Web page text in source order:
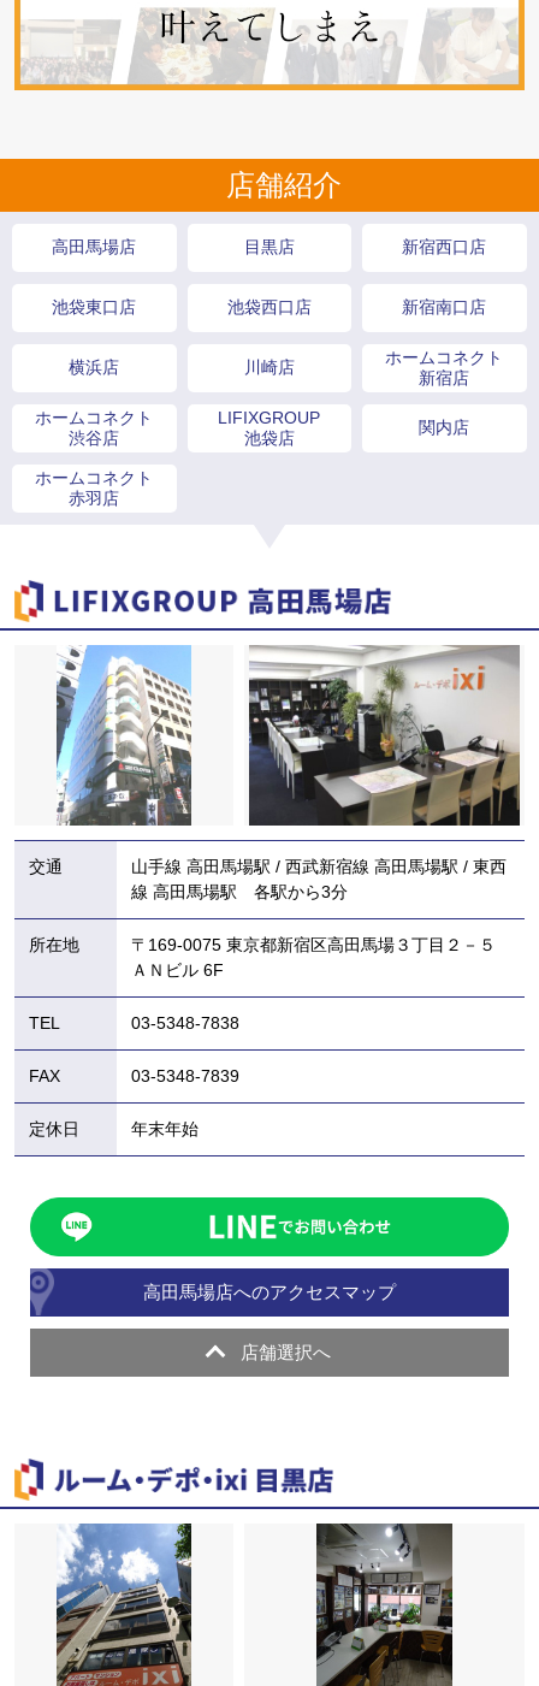
店舗紹介
高田馬場店 目黒店 新宿西口店
池袋東口店 池袋西口店 新宿南口店
横浜店 川崎店
ホームコネクト
新宿店
ホームコネクト
渋谷店
LIFIXGROUP
池袋店
関内店
ホームコネクト
赤羽店
交通
山手線 高田馬場駅 / 西武新宿線 高田馬場駅 / 東西
線 高田馬場駅 各駅から3分
所在地
〒169-0075 東京都新宿区高田馬場３丁目２－５
ＡＮビル 6F
TEL 03-5348-7838
FAX 03-5348-7839
定休日 年末年始
高田馬場店へのアクセスマップ
店舗選択へ